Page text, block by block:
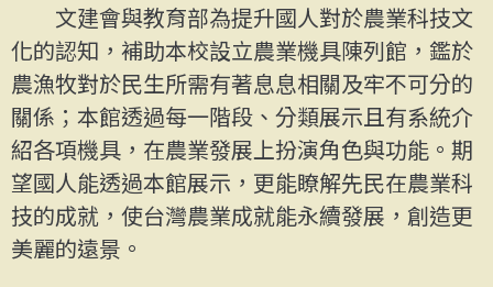
文建會與教育部為提升國人對於農業科技文
化的認知，補助本校設立農業機具陳列館，鑑於
農漁牧對於民生所需有著息息相關及牢不可分的
關係；本館透過每一階段、分類展示且有系統介
紹各項機具，在農業發展上扮演角色與功能。期
望國人能透過本館展示，更能瞭解先民在農業科
技的成就，使台灣農業成就能永續發展，創造更
美麗的遠景。